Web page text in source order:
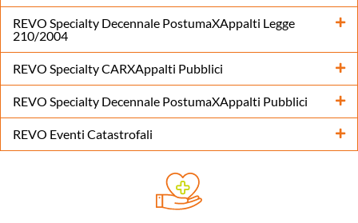
REVO Specialty Decennale PostumaXAppalti Legge
210/2004
REVO Specialty CARXAppalti Pubblici
REVO Specialty Decennale PostumaXAppalti Pubblici
REVO Eventi Catastrofali